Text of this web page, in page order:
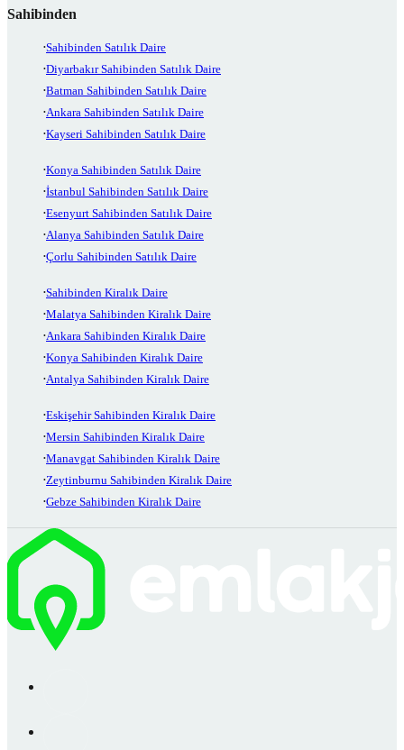
Sahibinden
Sahibinden Satılık Daire
Diyarbakır Sahibinden Satılık Daire
Batman Sahibinden Satılık Daire
Ankara Sahibinden Satılık Daire
Kayseri Sahibinden Satılık Daire
Konya Sahibinden Satılık Daire
İstanbul Sahibinden Satılık Daire
Esenyurt Sahibinden Satılık Daire
Alanya Sahibinden Satılık Daire
Çorlu Sahibinden Satılık Daire
Sahibinden Kiralık Daire
Malatya Sahibinden Kiralık Daire
Ankara Sahibinden Kiralık Daire
Konya Sahibinden Kiralık Daire
Antalya Sahibinden Kiralık Daire
Eskişehir Sahibinden Kiralık Daire
Mersin Sahibinden Kiralık Daire
Manavgat Sahibinden Kiralık Daire
Zeytinburnu Sahibinden Kiralık Daire
Gebze Sahibinden Kiralık Daire